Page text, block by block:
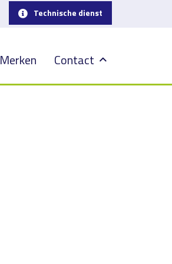
Technische dienst
Merken Contact